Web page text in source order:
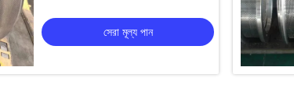
সেরা মূল্য পান